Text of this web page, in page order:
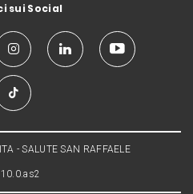
sui Social
- SALUTE SAN RAFFAELE